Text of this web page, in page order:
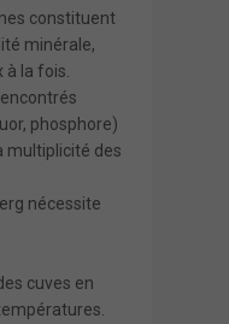
constituent
minérale,
la fois.
phosphore)
multiplicité des
nécessite
cuves en